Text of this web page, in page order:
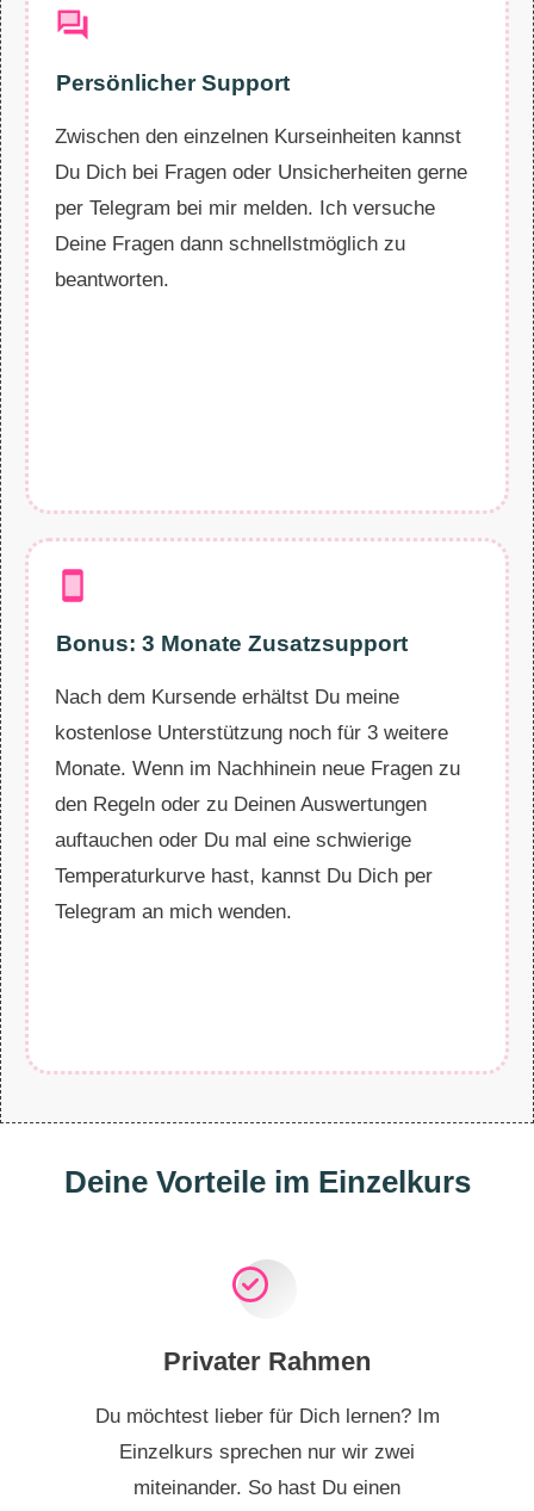
Persönlicher Support
Zwischen den einzelnen Kurseinheiten kannst
Du Dich bei Fragen oder Unsicherheiten gerne
per Telegram bei mir melden. Ich versuche
Deine Fragen dann schnellstmöglich zu
beantworten.
Bonus: 3 Monate Zusatzsupport
Nach dem Kursende erhältst Du meine
kostenlose Unterstützung noch für 3 weitere
Monate. Wenn im Nachhinein neue Fragen zu
den Regeln oder zu Deinen Auswertungen
auftauchen oder Du mal eine schwierige
Temperaturkurve hast, kannst Du Dich per
Telegram an mich wenden.
Deine Vorteile im Einzelkurs
Privater Rahmen
Du möchtest lieber für Dich lernen? Im
Einzelkurs sprechen nur wir zwei
miteinander. So hast Du einen